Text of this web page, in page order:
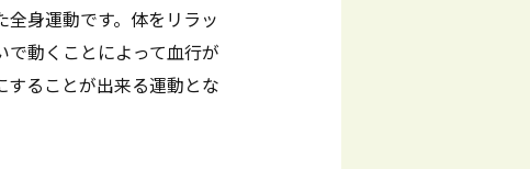
身運動です。体をリラッ
動くことによって血行が
することが出来る運動とな